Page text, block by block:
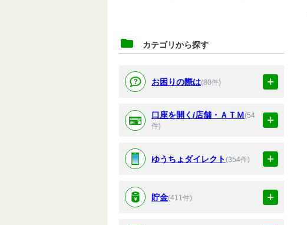
カテゴリから探す
お困りの際は(80件)
口座を開く/店舗・ＡＴＭ(54
件)
ゆうちょダイレクト(354件)
貯金(411件)